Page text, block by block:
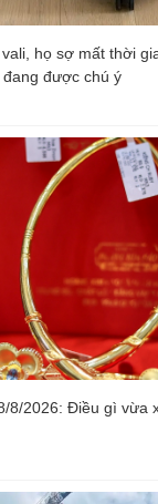
họ sợ mất thời
được chú ý
8/2026: Điều gì vừa